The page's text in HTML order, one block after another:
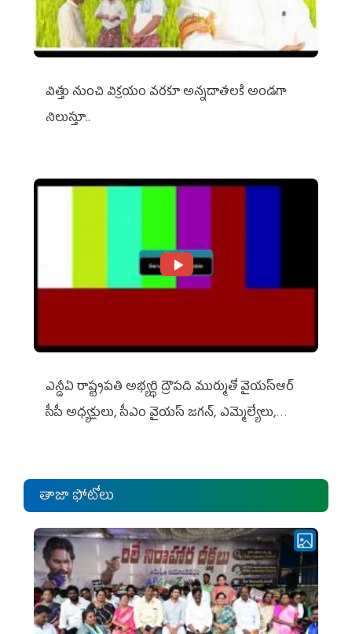
విత్తు నుంచి విక్రయం వరకూ అన్నదాతలకి అండగా
నిలుస్తూ..
ఎన్డీఏ రాష్ట్ర‌ప‌తి అభ్య‌ర్థి ద్రౌప‌ది ముర్ముతో వైయ‌స్ఆర్
సీపీ అధ్య‌క్షులు, సీఎం వైయ‌స్ జ‌గ‌న్, ఎమ్మెల్యేలు,
తాజా ఫోటోలు